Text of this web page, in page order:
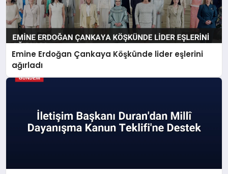
Emine Erdoğan Çankaya Köşkünde lider eşlerini
ağırladı